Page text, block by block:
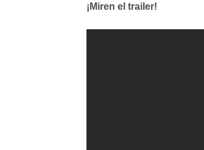
¡Miren el trailer!